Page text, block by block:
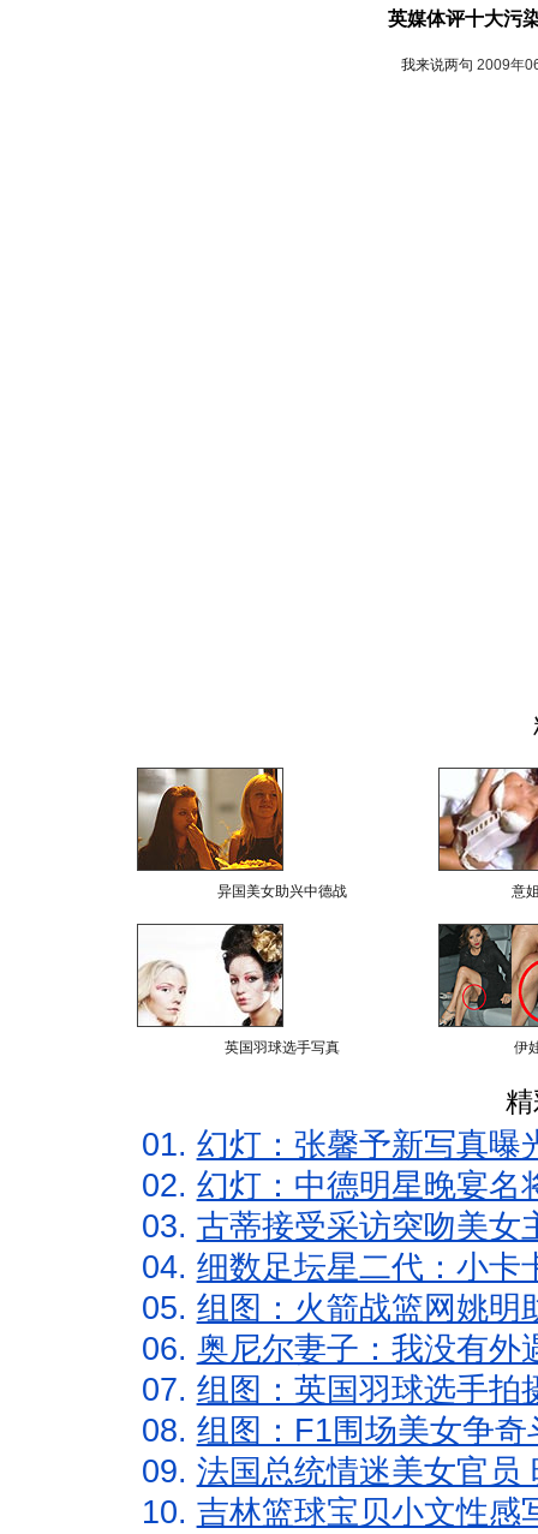
英媒体评十大污
我来说两句 2009年
异国美女助兴中德战 意
英国羽球选手写真 伊
01. 幻灯：张馨予新写真曝
02. 幻灯：中德明星晚宴名
03. 古蒂接受采访突吻美女
04. 细数足坛星二代：小卡
05. 组图：火箭战篮网姚明
06. 奥尼尔妻子：我没有外
07. 组图：英国羽球选手拍
08. 组图：F1围场美女争
09. 法国总统情迷美女官员
10. 吉林篮球宝贝小文性感